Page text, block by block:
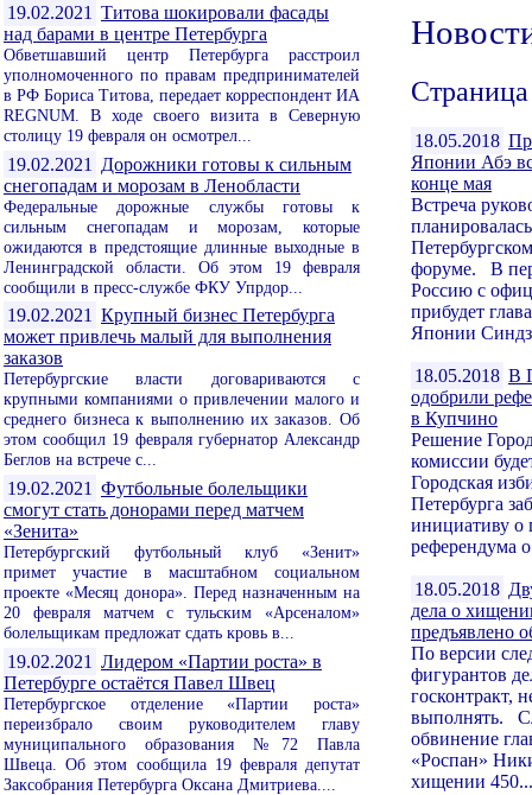
19.02.2021 Титова шокировали фасады
над барами в центре Петербурга
Обветшавший центр Петербурга расстроил
уполномоченного по правам предпринимателей
в РФ Бориса Титова, передает корреспондент ИА
REGNUM. В ходе своего визита в Северную
столицу 19 февраля он осмотрел...
19.02.2021
Дорожники готовы к сильным
снегопадам и морозам в Ленобласти
Федеральные дорожные службы готовы к
сильным снегопадам и морозам, которые
ожидаются в предстоящие длинные выходные в
Ленинградской области. Об этом 19 февраля
сообщили в пресс-службе ФКУ Упрдор...
19.02.2021 Крупный бизнес Петербурга
может привлечь малый для выполнения
заказов
Петербургские власти договариваются с
крупными компаниями о привлечении малого и
среднего бизнеса к выполнению их заказов. Об
этом сообщил 19 февраля губернатор Александр
Беглов на встрече с...
19.02.2021 Футбольные болельщики
смогут стать донорами перед матчем
«Зенита»
Петербургский футбольный клуб «Зенит»
примет участие в масштабном социальном
проекте «Месяц донора». Перед назначенным на
20 февраля матчем с тульским «Арсеналом»
болельщикам предложат сдать кровь в...
19.02.2021 Лидером «Партии роста» в
Петербурге остаётся Павел Швец
Петербургское отделение «Партии роста»
переизбрало своим руководителем главу
муниципального образования №72 Павла
Швеца. Об этом сообщила 19 февраля депутат
Заксобрания Петербурга Оксана Дмитриева....
18.05.2018
Японии Абэ
конце мая
Встреча
форуме. В
Россию с
прибудет
Японии
18.05.2018 В
одобрили
в Купчино
Решение
комиссии
Городская
Петербурга
инициативу о
референдума
18.05.2018
дела о
предъявлено
По версии
фигурантов
госконтракт,
выполнять.
обвинение
«Роспан»
хищении 450...